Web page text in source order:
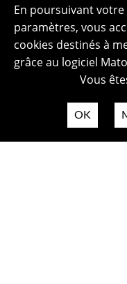
En poursuivant
paramètres, vous
cookies destinés à
grâce au logiciel
Vous
OK